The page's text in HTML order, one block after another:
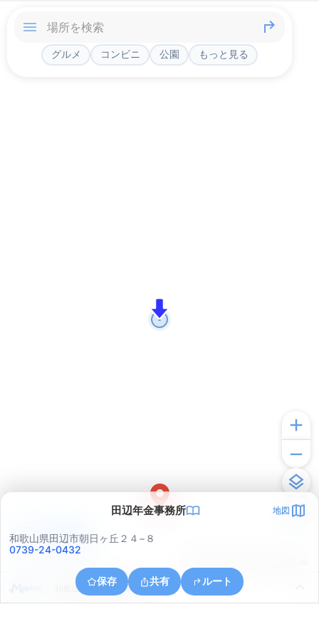
グルメ コンビニ 公園 もっと見る
田辺年金事務所 地図
和歌山県田辺市朝日ヶ丘２４−８
0739-24-0432
保存 共有 ルート
和歌山県田辺市秋津町
アプリで見る